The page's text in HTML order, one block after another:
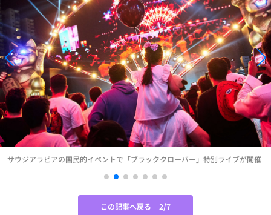
サウジアラビアの国民的イベントで「ブラッククローバー」特別ライブが開催
この記事へ戻る 2/7